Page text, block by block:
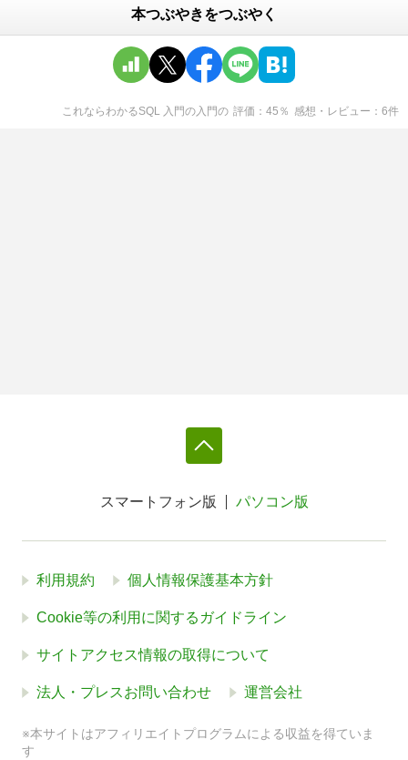
本つぶやきをつぶやく
これならわかるSQL 入門の入門の 評価 45 ％ 感想・レビュー 6件
スマートフォン版 パソコン版
利用規約 個人情報保護基本方針
Cookie等の利用に関するガイドライン
サイトアクセス情報の取得について
法人・プレスお問い合わせ 運営会社
※本サイトはアフィリエイトプログラムによる収益を得ていま
す